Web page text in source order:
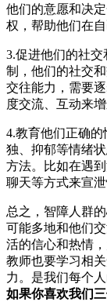
他们的意愿和决
权，帮助他们在
3.促进他们的社
制，他们的社交
交往能力，需要
度交流、互动来
4.教育他们正确
独、抑郁等情绪
方法。比如在遇
聊天等方式来宣
总之，智障人群
可能多地和他们
活的信心和热情
教师也要学习相
力。是我们每个
如果你喜欢我们